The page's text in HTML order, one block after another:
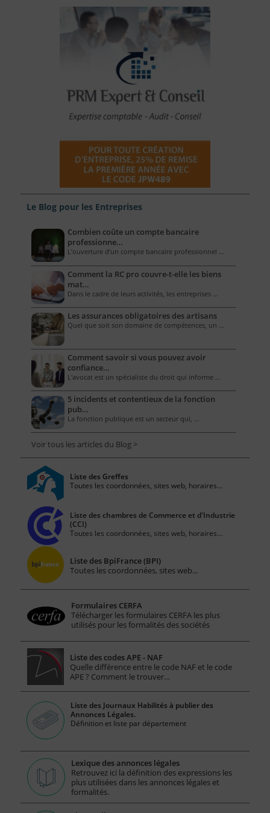
Le Blog pour les Entreprises
Combien coûte un compte bancaire
professionne…
L’ouverture d’un compte bancaire professionnel …
Comment la RC pro couvre-t-elle les biens
mat…
Dans le cadre de leurs activités, les entreprises …
Les assurances obligatoires des artisans
Quel que soit son domaine de compétences, un …
Comment savoir si vous pouvez avoir
confiance…
L'avocat est un spécialiste du droit qui informe …
5 incidents et contentieux de la fonction
pub…
La fonction publique est un secteur qui, …
Voir tous les articles du Blog >
Liste des Greffes
Toutes les coordonnées, sites web, horaires...
Liste des chambres de Commerce et d'Industrie
(CCI)
Toutes les coordonnées, sites web, horaires...
Liste des BpiFrance (BPI)
Toutes les coordonnées, sites web...
Formulaires CERFA
Télécharger les formulaires CERFA les plus
utilisés pour les formalités des sociétés
Liste des codes APE - NAF
Quelle différence entre le code NAF et le code
APE ? Comment le trouver…
Liste des Journaux Habilités à publier des
Annonces Légales.
Définition et liste par département
Lexique des annonces légales
Retrouvez ici la définition des expressions les
plus utilisées dans les annonces légales et
formalités.